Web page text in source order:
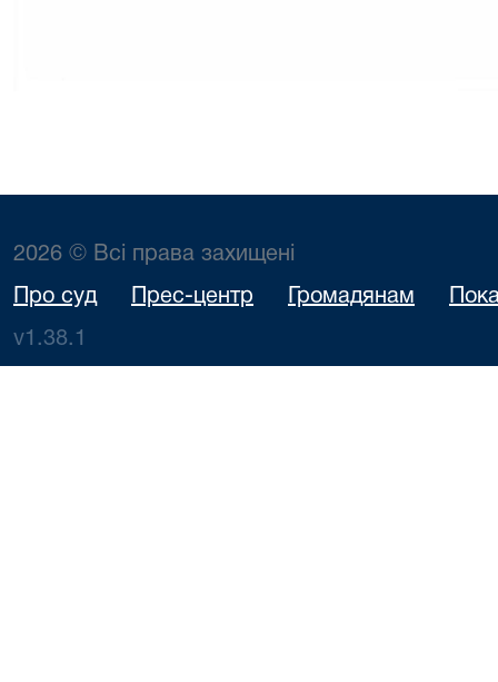
2026 © Всі права захищені
Про суд Прес-центр Громадянам
v1.38.1